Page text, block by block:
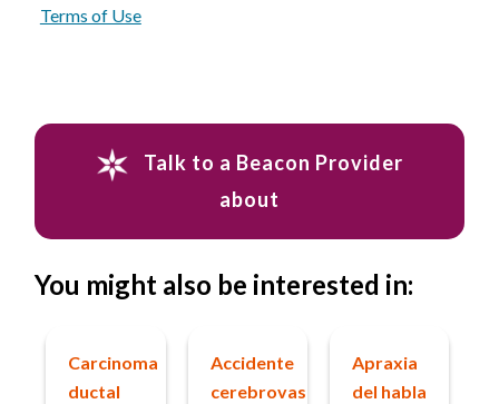
Terms of Use
Talk to a Beacon Provider
about
You might also be interested in:
Carcinoma
ductal
Accidente
cerebrovascular
Apraxia
del habla